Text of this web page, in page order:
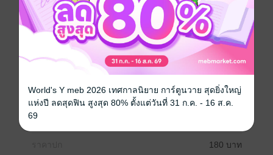
ต้นอ่อนแห่งสายสัมพันธ์ของทั้งสองต้องร่วงตายไป
หนังสือแปล
pdf
วันที่วางขาย 24 มิถุนายน 2569
ความยาว
180 บาท
World's Y meb 2026 เทศกาลนิยาย การ์ตูนวาย สุดยิ่งใหญ่
แห่งปี ลดสุดฟิน สูงสุด 80% ตั้งแต่วันที่ 31 ก.ค. - 16 ส.ค.
69